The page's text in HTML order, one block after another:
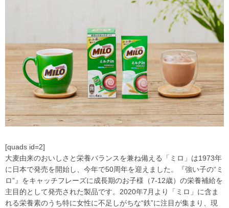
[quads id=2]
大麦由来のおいしさと栄養バランスを兼ね備える「ミロ」は1973年
に日本で発売を開始し、今年で50周年を迎えました。『強い子の“ミ
ロ”』をキャッチフレーズに成長期のお子様（7-12歳）の栄養補給を
主目的として発売された製品です。2020年7月より「ミロ」に含ま
れる栄養素のうち特に女性に不足しがちな“鉄”に注目が集まり、現